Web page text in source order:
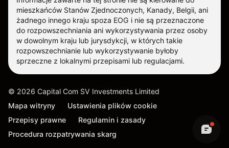
mieszkańców Stanów Zjednoczonych, Kanady, Belgii, ani
żadnego innego kraju spoza EOG i nie są przeznaczone
do rozpowszechniania ani wykorzystywania przez osoby
w dowolnym kraju lub jurysdykcji, w których takie
rozpowszechnianie lub wykorzystywanie byłoby
sprzeczne z lokalnymi przepisami lub regulacjami.
© 2026 Capital Com SV Investments Limited
Mapa witryny
Ustawienia plików cookie
Przepisy prawne
Regulamin i zasady
Procedura rozpatrywania skarg